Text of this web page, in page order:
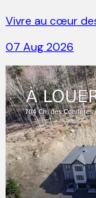
Vivre au cœur
07 Aug 2026